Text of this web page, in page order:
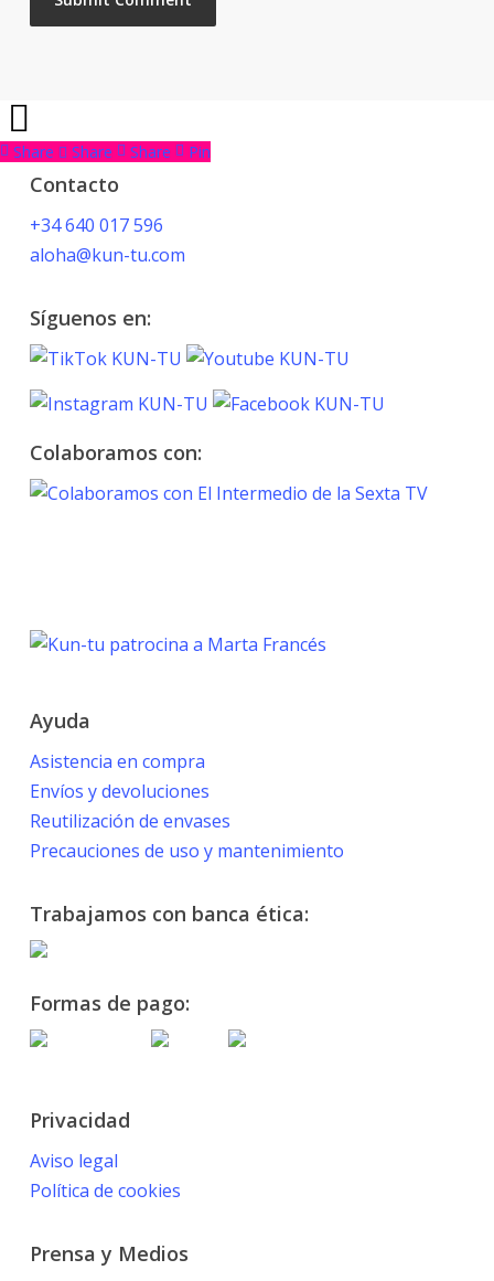
Share Share Share Pin
Contacto
+34 640 017 596
aloha@kun-tu.com
Síguenos en:
Colaboramos con:
Ayuda
Asistencia en compra
Envíos y devoluciones
Reutilización de envases
Precauciones de uso y mantenimiento
Trabajamos con banca ética:
Formas de pago:
Privacidad
Aviso legal
Política de cookies
Prensa y Medios